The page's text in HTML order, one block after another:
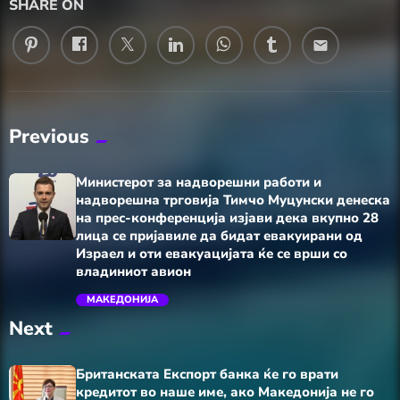
SHARE ON
email
Previous
Министерот за надворешни работи и
надворешна трговија Тимчо Муцунски денеска
на прес-конференција изјави дека вкупно 28
лица се пријавиле да бидат евакуирани од
Израел и оти евакуацијата ќе се врши со
владиниот авион
МАКЕДОНИЈА
Next
Британската Експорт банка ќе го врати
кредитот во наше име, ако Македонија не го